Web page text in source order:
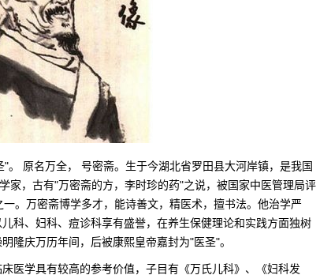
。 原名万全， 号密斋。生于今湖北省罗田县大河岸镇，是我国
家，古有"万密斋的方，李时珍的药"之说，被国家中医管理局评
。万密斋博学多才，能诗善文，精医术，擅书法。他治学严
科、妇科、痘诊科享有盛誉，在养生保健理论和实践方面独树
隆庆万历年间，后被康熙皇帝嘉封为"医圣"。
医学具有较高的参考价值，子目有《万氏儿科》、《妇科发